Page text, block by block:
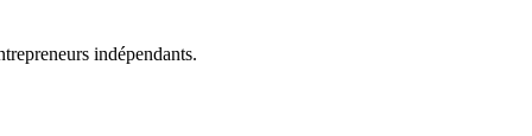
indépendants.